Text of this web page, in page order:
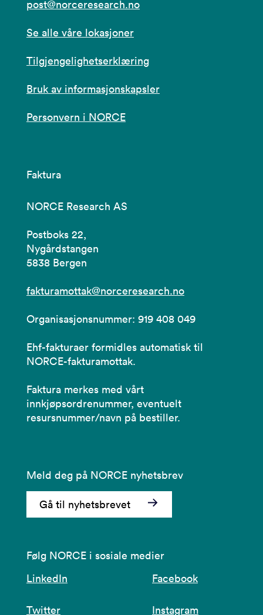
post@norceresearch.no
Se alle våre lokasjoner
Tilgjengelighetserklæring
Bruk av informasjonskapsler
Personvern i NORCE
Faktura
NORCE Research AS
Postboks 22,
Nygårdstangen
5838 Bergen
fakturamottak@norceresearch.no
Organisasjonsnummer: 919 408 049
Ehf-fakturaer formidles automatisk til
NORCE-fakturamottak.
Faktura merkes med vårt
innkjøpsordrenummer, eventuelt
resursnummer/navn på bestiller.
Meld deg på NORCE nyhetsbrev
Gå til nyhetsbrevet
Følg NORCE i sosiale medier
LinkedIn
Facebook
Twitter Instagram